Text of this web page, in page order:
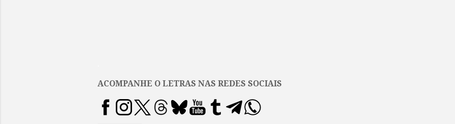
ACOMPANHE O LETRAS NAS REDES SOCIAIS